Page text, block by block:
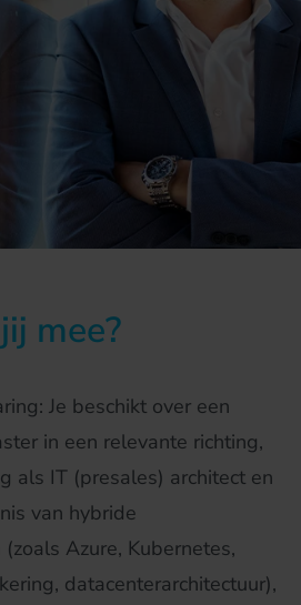
mee?
Je beschikt over een
in een relevante richting,
als IT (presales) architect en
van hybride
Azure, Kubernetes,
datacenterarchitectuur),